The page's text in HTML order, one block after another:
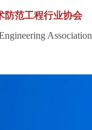
防范工程行业协会
Association